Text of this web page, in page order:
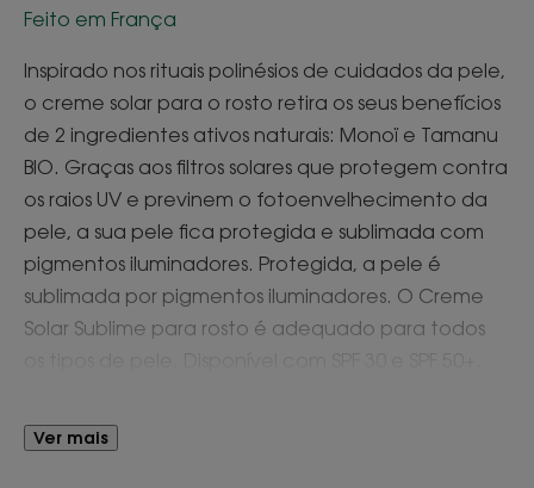
Feito em França
Inspirado nos rituais polinésios de cuidados da pele,
o creme solar para o rosto retira os seus benefícios
de 2 ingredientes ativos naturais: Monoï e Tamanu
BIO. Graças aos filtros solares que protegem contra
os raios UV e previnem o fotoenvelhecimento da
pele, a sua pele fica protegida e sublimada com
pigmentos iluminadores. Protegida, a pele é
sublimada por pigmentos iluminadores. O Creme
Solar Sublime para rosto é adequado para todos
Vantagem
Ver mais